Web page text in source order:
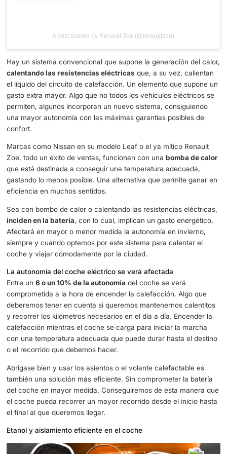
A post shared by Renault Zoé (@renaultzoe)
Hay un sistema convencional que supone la generación
calentando las resistencias eléctricasque, a su vez,
el líquido del circuito de calefacción. Un elemento que
gasto extra mayor. Algo que no todos los vehículos
permiten, algunos incorporan un nuevo sistema,
confort.
Marcas como Nissan en su modelo Leaf o el ya mítico
Zoe, todo un éxito de ventas, funcionan con unabomba
que está destinada a conseguir una temperatura
gastando lo menos posible. Una alternativa que permite
eficiencia en muchos sentidos.
Sea con bombo de calor o calentando las resistencias
inciden en la batería, con lo cual, implican un gasto
Afectará en mayor o menor medida la autonomía en
siempre y cuando optemos por este sistema para
La autonomía del coche eléctrico se verá afectada